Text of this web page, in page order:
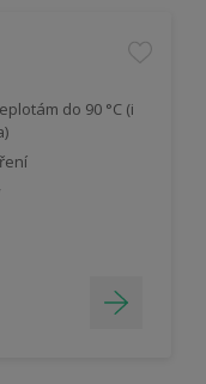
do 90 °C (i